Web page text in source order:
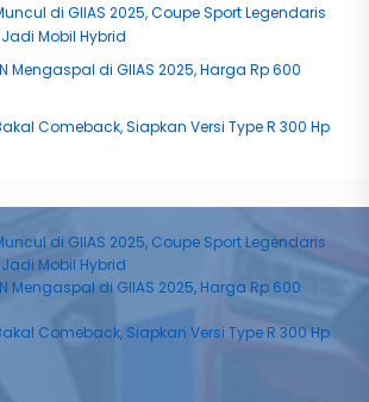
di GIIAS 2025, Coupe Sport Legendaris
Mobil Hybrid
Mengaspal di GIIAS 2025, Harga Rp 600
Comeback, Siapkan Versi Type R 300 Hp
di GIIAS 2025, Coupe Sport Legendaris
Mobil Hybrid
Mengaspal di GIIAS 2025, Harga Rp 600
Comeback, Siapkan Versi Type R 300 Hp